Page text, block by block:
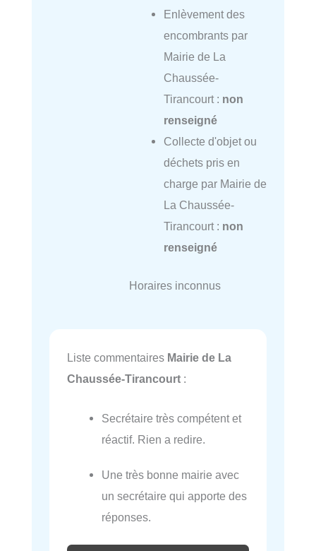
Enlèvement des
encombrants par
Mairie de La
Chaussée-
Tirancourt : non
renseigné
Collecte d'objet ou
déchets pris en
charge par Mairie de
La Chaussée-
Tirancourt : non
renseigné
Horaires inconnus
Liste commentaires Mairie de La
Chaussée-Tirancourt :
Secrétaire très compétent et
réactif. Rien a redire.
Une très bonne mairie avec
un secrétaire qui apporte des
réponses.